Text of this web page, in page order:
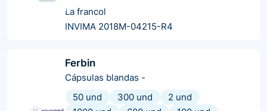
La francol
INVIMA 2018M-04215-R4
Ferbin
Cápsulas blandas -
50 und
300 und
2 und